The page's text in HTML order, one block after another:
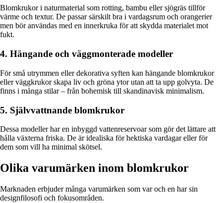
Blomkrukor i naturmaterial som rotting, bambu eller sjögräs tillför
värme och textur. De passar särskilt bra i vardagsrum och orangerier
men bör användas med en innerkruka för att skydda materialet mot
fukt.
4. Hängande och väggmonterade modeller
För små utrymmen eller dekorativa syften kan hängande blomkrukor
eller väggkrukor skapa liv och gröna ytor utan att ta upp golvyta. De
finns i många stilar – från bohemisk till skandinavisk minimalism.
5. Självvattnande blomkrukor
Dessa modeller har en inbyggd vattenreservoar som gör det lättare att
hålla växterna friska. De är idealiska för hektiska vardagar eller för
dem som vill ha minimal skötsel.
Olika varumärken inom blomkrukor
Marknaden erbjuder många varumärken som var och en har sin
designfilosofi och fokusområden.